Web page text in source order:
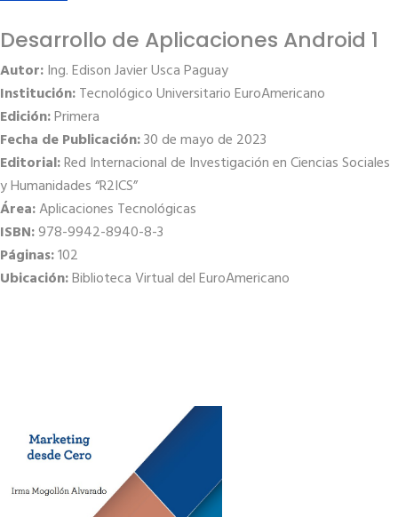
Desarrollo de Aplicaciones Android 1
Autor:Ing. Edison Javier Usca Paguay
Institución:Tecnológico Universitario EuroAmericano
Edición:Primera
Fecha de Publicación:30 de mayo de 2023
Editorial:Red Internacional de Investigación en Ciencias Sociales
y Humanidades “R2ICS”
Área:Aplicaciones Tecnológicas
ISBN:978-9942-8940-8-3
Páginas:102
Ubicación:Biblioteca Virtual del EuroAmericano